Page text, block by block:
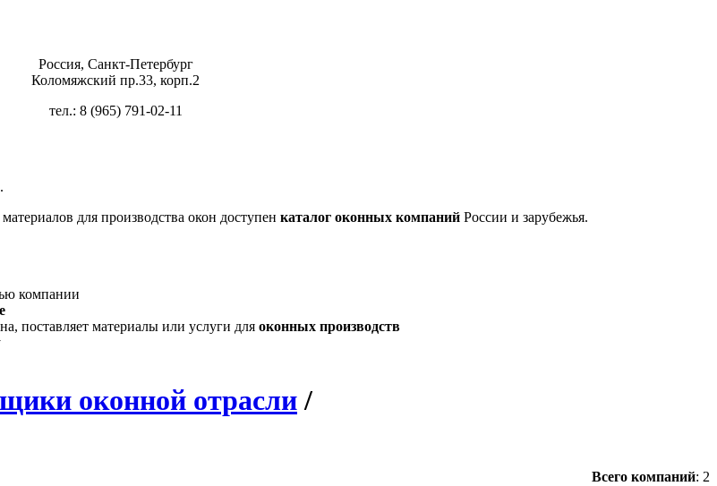
Россия, Санкт-Петербург
Коломяжский пр.33, корп.2
тел.: 8 (965) 791-02-11
для производства окон доступен каталог оконных компаний России и зарубежья.
компании
поставляет материалы или услуги для оконных производств
оконной отрасли /
Всего компаний: 2